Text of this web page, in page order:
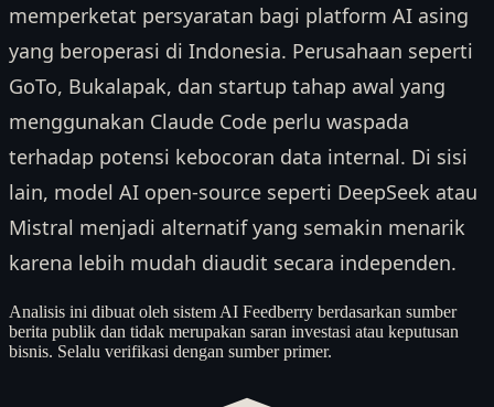
memperketat persyaratan bagi platform AI asing
yang beroperasi di Indonesia. Perusahaan seperti
GoTo, Bukalapak, dan startup tahap awal yang
menggunakan Claude Code perlu waspada
terhadap potensi kebocoran data internal. Di sisi
lain, model AI open-source seperti DeepSeek atau
Mistral menjadi alternatif yang semakin menarik
karena lebih mudah diaudit secara independen.
Analisis ini dibuat oleh sistem AI Feedberry berdasarkan sumber
berita publik dan tidak merupakan saran investasi atau keputusan
bisnis. Selalu verifikasi dengan sumber primer.